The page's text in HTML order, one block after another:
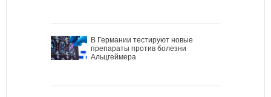
В Германии тестируют новые
препараты против болезни
Альцгеймера